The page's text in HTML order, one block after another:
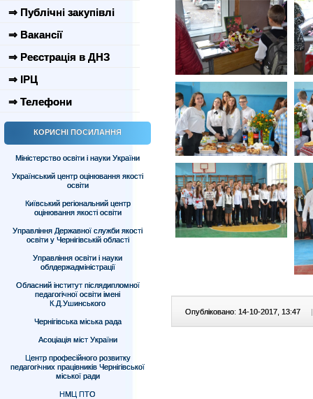
⇒ Публічні закупівлі
⇒ Вакансії
⇒ Реєстрація в ДНЗ
⇒ ІРЦ
⇒ Телефони
КОРИСНІ ПОСИЛАННЯ
Міністерство освіти і науки України
Український центр оцінювання якості
освіти
Київський регіональний центр
оцінювання якості освіти
Управління Державної служби якості
освіти у Чернігівській області
Управління освіти і науки
облдержадміністрації
Обласний інститут післядипломної
педагогічної освіти імені
К.Д.Ушинського
Чернігівська міська рада
Асоціація міст України
Центр професійного розвитку
педагогічних працівників Чернігівської
міської ради
НМЦ ПТО
Опубліковано: 14-10-2017, 13:47